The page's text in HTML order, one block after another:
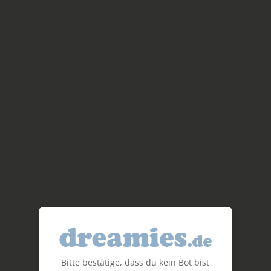
Bitte bestätige, dass du kein Bot bist